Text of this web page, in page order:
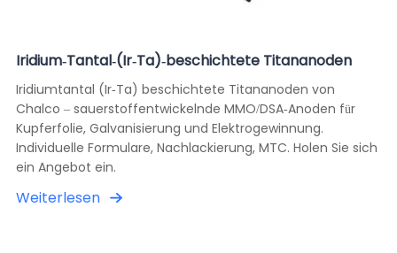
Iridium-Tantal-(Ir-Ta)-beschichtete Titananoden
Iridiumtantal (Ir-Ta) beschichtete Titananoden von
Chalco – sauerstoffentwickelnde MMO/DSA-Anoden für
Kupferfolie, Galvanisierung und Elektrogewinnung.
Individuelle Formulare, Nachlackierung, MTC. Holen Sie sich
ein Angebot ein.
Weiterlesen